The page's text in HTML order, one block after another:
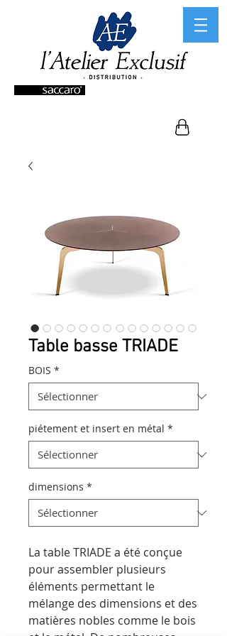
Table basse TRIADE
BOIS *
piétement et insert en métal *
dimensions *
La table TRIADE a été conçue
pour assembler plusieurs
éléments permettant le
mélange des dimensions et des
matières nobles comme le bois